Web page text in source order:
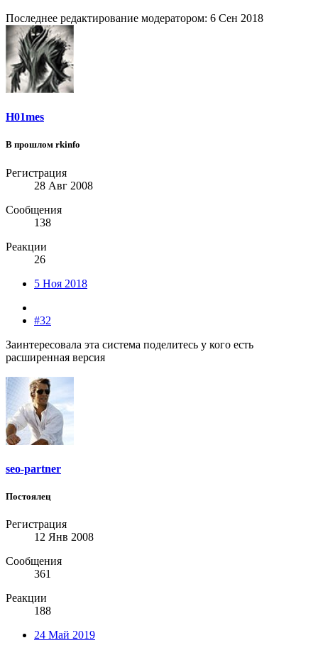
Последнее редактирование модератором: 6 Сен 2018
H01mes
В прошлом rkinfo
Регистрация
28 Авг 2008
Сообщения
138
Реакции
26
5 Ноя 2018
#32
Заинтересовала эта система поделитесь у кого есть
расширенная версия
seo-partner
Постоялец
Регистрация
12 Янв 2008
Сообщения
361
Реакции
188
24 Май 2019